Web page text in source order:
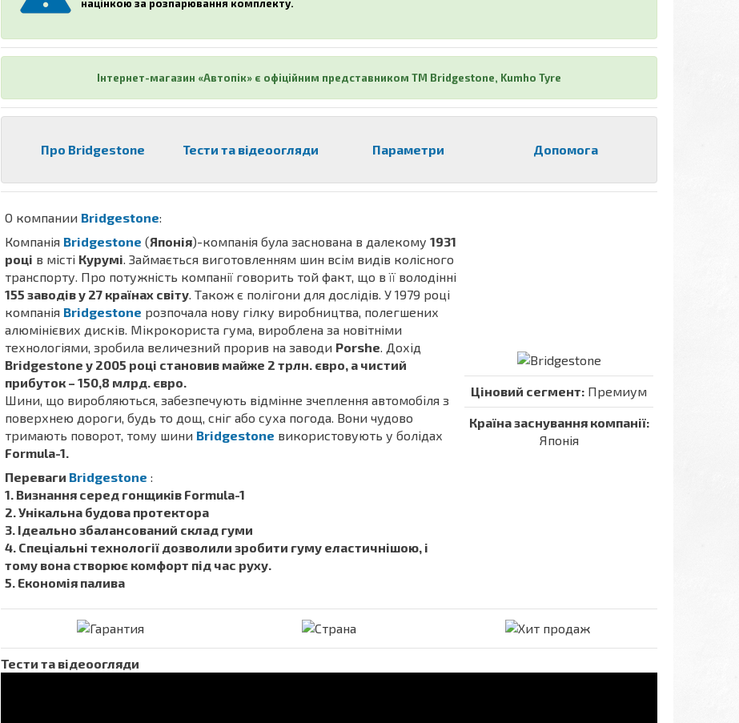
націнкою за розпарювання комплекту.
Інтернет-магазин «Автопік» є офіційним представником ТМ Bridgestone, Kumho Tyre
Про Bridgestone Тести та відеоогляди Параметри Допомога
О компании Bridgestone:
Компанія Bridgestone (Японія)-компанія була заснована в далекому 1931
році в місті Курумі. Займається виготовленням шин всім видів колісного
транспорту. Про потужність компанії говорить той факт, що в її володінні
155 заводів у 27 країнах світу. Також є полігони для дослідів. У 1979 році
компанія Bridgestone розпочала нову гілку виробництва, полегшених
алюмінієвих дисків. Мікрокориста гума, вироблена за новітніми
технологіями, зробила величезний прорив на заводи Porshe. Дохід
Bridgestone у 2005 році становив майже 2 трлн. євро, а чистий
прибуток – 150,8 млрд. євро.
Шини, що виробляються, забезпечують відмінне зчеплення автомобіля з
поверхнею дороги, будь то дощ, сніг або суха погода. Вони чудово
тримають поворот, тому шини Bridgestone використовують у болідах
Formula-1.
Переваги Bridgestone :
1. Визнання серед гонщиків Formula-1
2. Унікальна будова протектора
3. Ідеально збалансований склад гуми
4. Спеціальні технології дозволили зробити гуму еластичнішою, і
тому вона створює комфорт під час руху.
5. Економія палива
Ціновий сегмент: Премиум
Країна заснування компанії:
Японія
Тести та відеоогляди